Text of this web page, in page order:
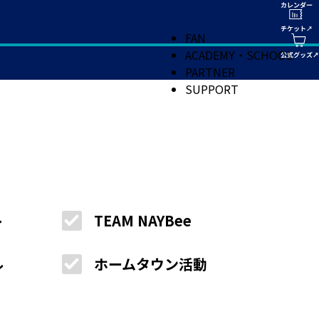
FAN
ACADEMY・SCHOOL
PARTNER
SUPPORT
TEAM NAYBee
ホームタウン活動